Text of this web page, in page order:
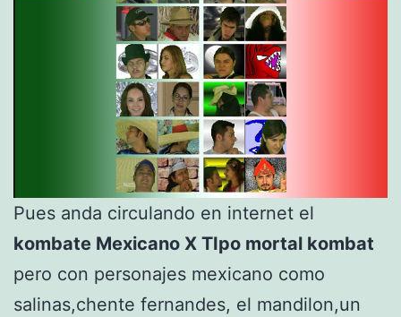
Pues anda circulando en internet el
kombate Mexicano X TIpo mortal kombat
pero con personajes mexicano como
salinas,chente fernandes, el mandilon,un